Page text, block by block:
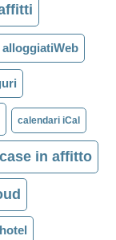
alloggiatiWeb
calendari iCal
case in affitto